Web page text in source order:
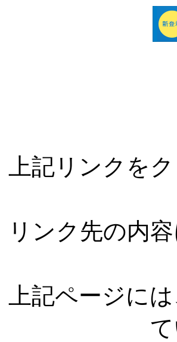
上記リンクを
リンク先の内
上記ページに